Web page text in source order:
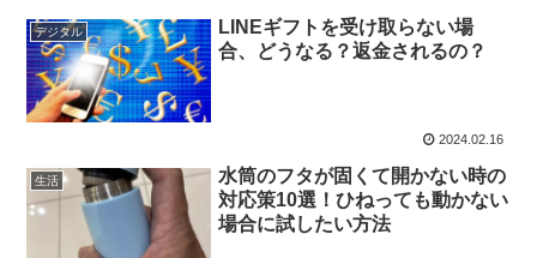
デジタル
LINEギフトを受け取らない場
合、どうなる？返金されるの？
2024.02.16
生活
水筒のフタが固くて開かない時の
対応策10選！ひねっても動かない
場合に試したい方法